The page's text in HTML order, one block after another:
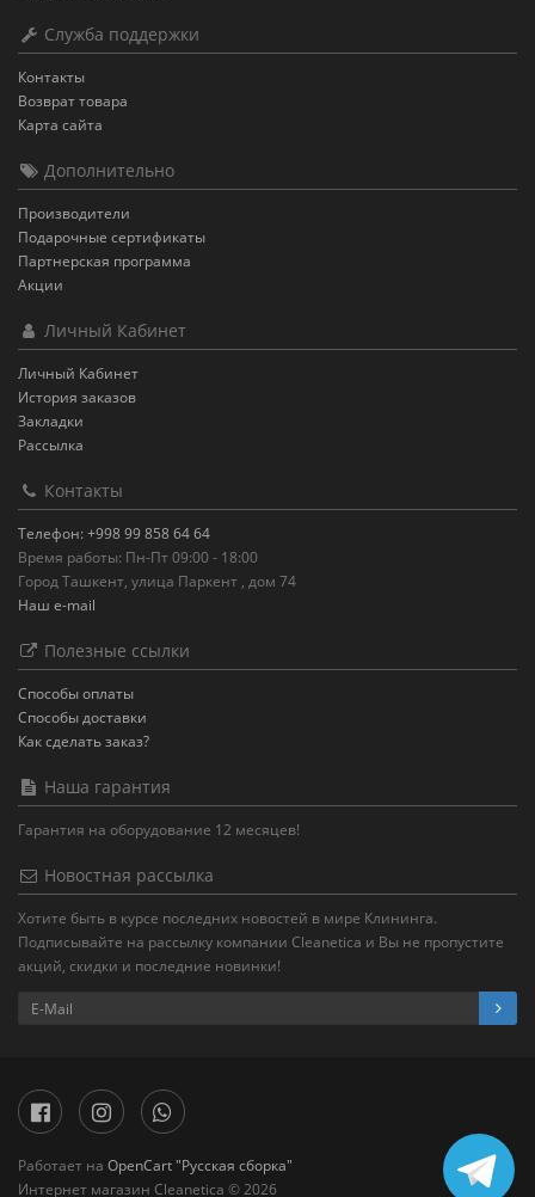
Служба поддержки
Контакты
Возврат товара
Карта сайта
Дополнительно
Производители
Подарочные сертификаты
Партнерская программа
Акции
Личный Кабинет
Личный Кабинет
История заказов
Закладки
Рассылка
Контакты
Телефон: +998 99 858 64 64
Время работы: Пн-Пт 09:00 - 18:00
Город Ташкент, улица Паркент , дом 74
Наш e-mail
Полезные ссылки
Способы оплаты
Способы доставки
Как сделать заказ?
Наша гарантия
Гарантия на оборудование 12 месяцев!
Новостная рассылка
Хотите быть в курсе последних новостей в мире Клининга.
Подписывайте на рассылку компании Cleanetica и Вы не пропустите
акций, скидки и последние новинки!
Работает на OpenCart "Русская сборка"
Интернет магазин Cleanetica © 2026